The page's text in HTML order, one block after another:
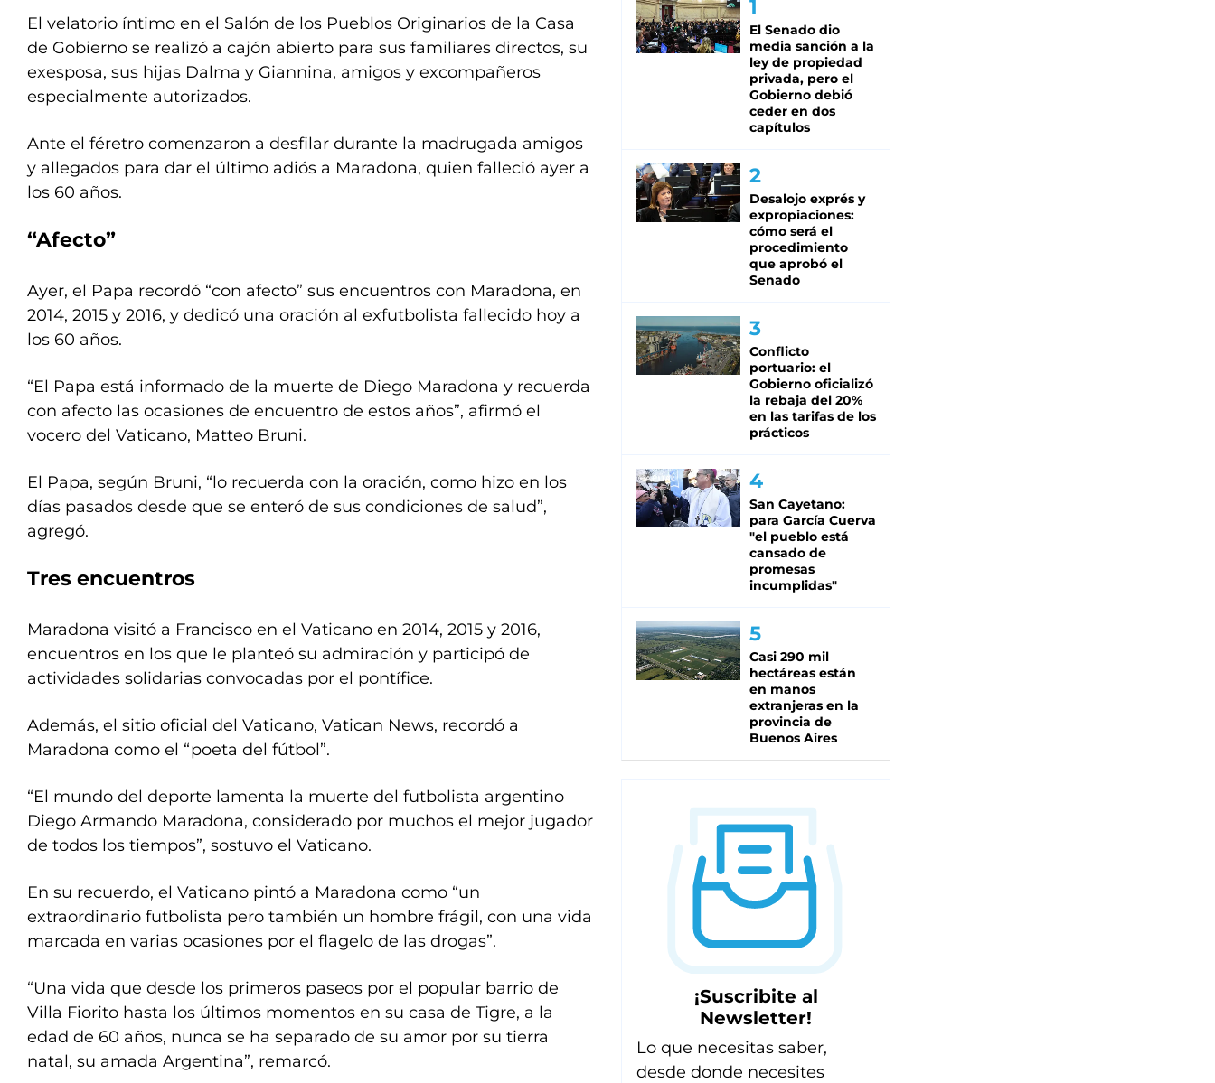
El velatorio íntimo en el Salón de los Pueblos Originarios de la Casa
de Gobierno se realizó a cajón abierto para sus familiares directos, su
exesposa, sus hijas Dalma y Giannina, amigos y excompañeros
especialmente autorizados.
Ante el féretro comenzaron a desfilar durante la madrugada amigos
y allegados para dar el último adiós a Maradona, quien falleció ayer a
los 60 años.
“Afecto”
Ayer, el Papa recordó “con afecto” sus encuentros con Maradona, en
2014, 2015 y 2016, y dedicó una oración al exfutbolista fallecido hoy a
los 60 años.
“El Papa está informado de la muerte de Diego Maradona y recuerda
con afecto las ocasiones de encuentro de estos años”, afirmó el
vocero del Vaticano, Matteo Bruni.
El Papa, según Bruni, “lo recuerda con la oración, como hizo en los
días pasados desde que se enteró de sus condiciones de salud”,
agregó.
Tres encuentros
Maradona visitó a Francisco en el Vaticano en 2014, 2015 y 2016,
encuentros en los que le planteó su admiración y participó de
actividades solidarias convocadas por el pontífice.
Además, el sitio oficial del Vaticano, Vatican News, recordó a
Maradona como el “poeta del fútbol”.
“El mundo del deporte lamenta la muerte del futbolista argentino
Diego Armando Maradona, considerado por muchos el mejor jugador
de todos los tiempos”, sostuvo el Vaticano.
En su recuerdo, el Vaticano pintó a Maradona como “un
extraordinario futbolista pero también un hombre frágil, con una vida
marcada en varias ocasiones por el flagelo de las drogas”.
“Una vida que desde los primeros paseos por el popular barrio de
Villa Fiorito hasta los últimos momentos en su casa de Tigre, a la
edad de 60 años, nunca se ha separado de su amor por su tierra
natal, su amada Argentina”, remarcó.
El Senado dio
media sanción a la
ley de propiedad
privada, pero el
Gobierno debió
ceder en dos
capítulos
Desalojo exprés y
expropiaciones:
cómo será el
procedimiento
que aprobó el
Senado
Conflicto
portuario: el
Gobierno oficializó
la rebaja del 20%
en las tarifas de los
prácticos
San Cayetano:
para García Cuerva
"el pueblo está
cansado de
promesas
incumplidas"
Casi 290 mil
hectáreas están
en manos
extranjeras en la
provincia de
Buenos Aires
¡Suscribite al
Newsletter!
Lo que necesitas saber,
desde donde necesites